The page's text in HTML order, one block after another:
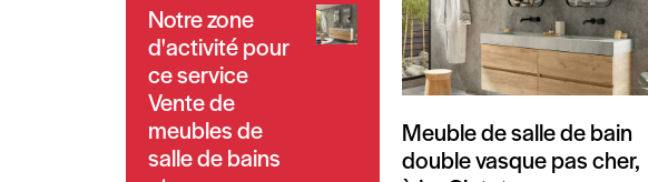
Notre zone
d'activité pour
ce service
Vente de
meubles de
salle de bains
Meuble de salle de bain
double vasque pas cher,